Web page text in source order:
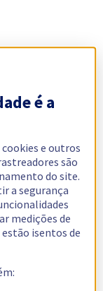
é a
e outros
são
do site.
a segurança
medições de
isentos de